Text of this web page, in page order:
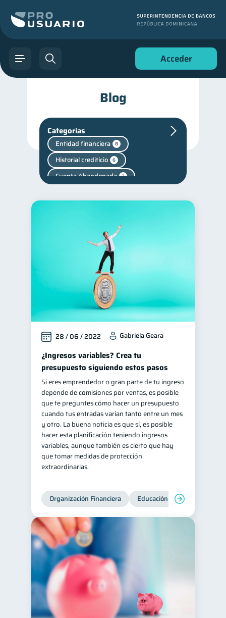
Acceder
Blog
Categorías
Entidad financiera 8
Historial crediticio 6
Cuenta Abandonada 2
Finanzas personales
Manejo de deudas
Educación financiera
Finanzas para jóvenes
Control de deudas 30
Finanzas familiares 25
Inclusión financiera 22
Bienestar financiero 22
Finanzas para mujeres 20
Seguridad financiera 13
Salud financiera 12
Productos financieros
Organización Financiera 10
Deudas 10 Préstamos
Ahorro 8
Ciberseguridad 5
Servicios 4
Derechos & Deberes
Superintendencia de Bancos
Vacaciones
Criptomonedas 2
Inversiones
Finanzas Personales 1
28 / 06 / 2022 Gabriela Geara
¿Ingresos variables? Crea tu
presupuesto siguiendo estos pasos
Si eres emprendedor o gran parte de tu ingreso
depende de comisiones por ventas, es posible
que te preguntes cómo hacer un presupuesto
cuando tus entradas varían tanto entre un mes
y otro. La buena noticia es que sí, es posible
hacer esta planificación teniendo ingresos
variables, aunque también es cierto que hay
que tomar medidas de protección
extraordinarias.
Organización Financiera Educación financiera